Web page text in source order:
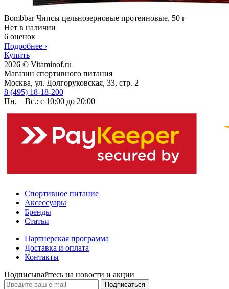
Bombbar Чипсы цельнозерновые протеиновые, 50 г
Нет в наличии
6 оценок
Подробнее ›
Купить
2026 © Vitaminof.ru
Магазин спортивного питания
Москва, ул. Долгоруковская, 33, стр. 2
8 (495) 18-18-200
Пн. – Вс.: с 10:00 до 20:00
Спортивное питание
Аксессуары
Бренды
Статьи
Партнерская программа
Доставка и оплата
Контакты
Подписывайтесь на новости и акции
Подписаться